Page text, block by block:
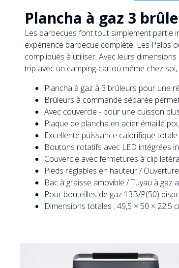
Plancha à gaz 3
Les barbecues font tout simplement partie
expérience barbecue complète. Les Palos
compliqués à utiliser. Avec leurs
trip avec un camping-car ou même chez
Plancha à gaz à 3 brûleurs pour une
Brûleurs à commande séparée
Avec couvercle - pour une cuisson
Plaque de plancha en acier émaillé
Excellente puissance calorifique
Boutons rotatifs avec LED intégrées
Couvercle avec fermetures à clip
Pieds réglables en hauteur /
Bac à graisse amovible / Tuyau à gaz
Pour bouteilles de gaz 13B/P(50)
Dimensions totales : 49,5 × 50 × 22,5